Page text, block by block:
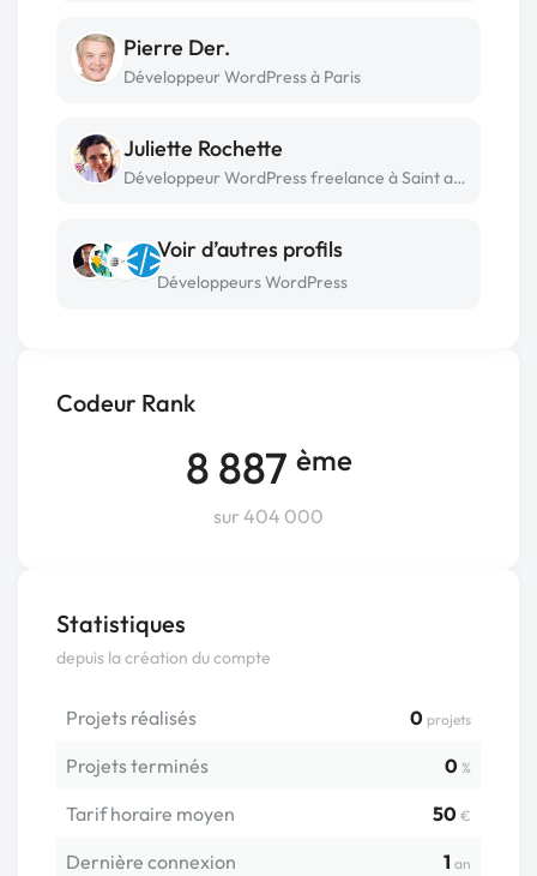
Codeur Rank
8 887 ème
sur 404 000
Statistiques
depuis la création du compte
Projets réalisés 0 projets
Projets terminés 0 %
Tarif horaire moyen 50 €
Dernière connexion 1 an
Pierre Der.
Développeur WordPress à Paris
Juliette Rochette
Développeur WordPress freelance à Saint andré de sangonis
Voir d’autres profils
Développeurs WordPress